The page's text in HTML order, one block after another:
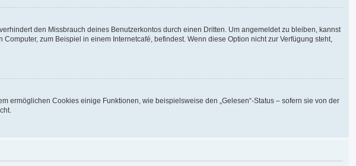
den Missbrauch deines Benutzerkontos durch einen Dritten. Um angemeldet zu bleiben, kannst
zum Beispiel in einem Internetcafé, befindest. Wenn diese Option nicht zur Verfügung steht,
ermöglichen Cookies einige Funktionen, wie beispielsweise den „Gelesen“-Status – sofern sie von der